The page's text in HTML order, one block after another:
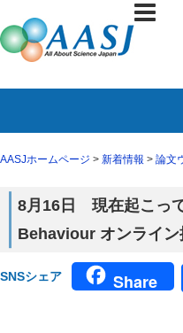
AASJホームページ > 新着情報 > 論文
8月16日 現在起こっ
Behaviour オンライン
SNSシェア Share